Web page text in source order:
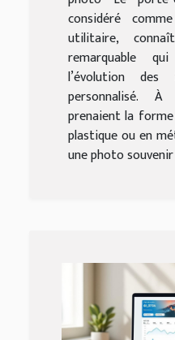
considéré
utilitaire,
remarquable
l’évolution des
personnalisé.
prenaient la
plastique ou en
une photo souvenir